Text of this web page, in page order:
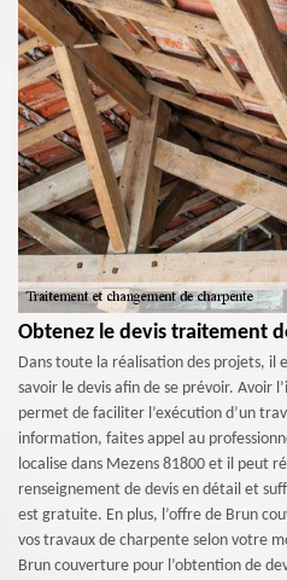
Obtenez le devis traitement
Dans toute la réalisation des projets, il
savoir le devis afin de se prévoir. Avoir
permet de faciliter l’exécution d’un
information, faites appel au
localise dans Mezens 81800 et il peut
renseignement de devis en détail et
est gratuite. En plus, l’offre de Brun
vos travaux de charpente selon votre
Brun couverture pour l’obtention de